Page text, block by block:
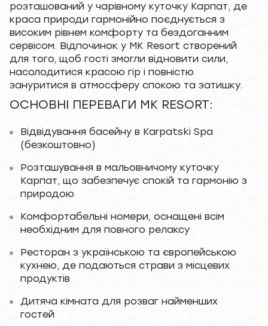
розташований у чарівному куточку Карпат, де
краса природи гармонійно поєднується з
високим рівнем комфорту та бездоганним
сервісом. Відпочинок у MK Resort створений
для того, щоб гості змогли відновити сили,
насолодитися красою гір і повністю
зануритися в атмосферу спокою та затишку.
ОСНОВНІ ПЕРЕВАГИ MK RESORT:
Відвідування басейну в Karpatski Spa
(безкоштовно)
Розташування в мальовничому куточку
Карпат, що забезпечує спокій та гармонію з
природою
Комфортабельні номери, оснащені всім
необхідним для повного релаксу
Ресторан з українською та європейською
кухнею, де подаються страви з місцевих
продуктів
Дитяча кімната для розваг найменших
гостей